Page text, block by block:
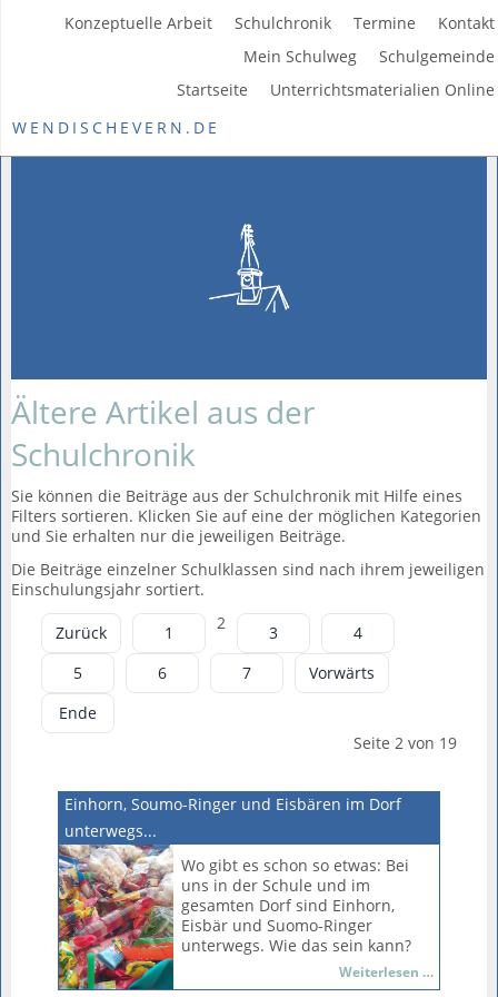
Kontakt
Termine
Schulchronik
Konzeptuelle Arbeit
Schulgemeinde
Mein Schulweg
Unterrichtsmaterialien Online
Startseite
WENDISCHEVERN.DE
Ältere Artikel aus der
Schulchronik
Sie können die Beiträge aus der Schulchronik mit Hilfe eines
Filters sortieren. Klicken Sie auf eine der möglichen Kategorien
und Sie erhalten nur die jeweiligen Beiträge.
Die Beiträge einzelner Schulklassen sind nach ihrem jeweiligen
Einschulungsjahr sortiert.
Zurück 1 2 3
4
5
6 7
Vorwärts
Ende
Seite 2 von 19
Einhorn, Soumo-Ringer und Eisbären im Dorf
unterwegs...
Wo gibt es schon so etwas: Bei
uns in der Schule und im
gesamten Dorf sind Einhorn,
Eisbär und Suomo-Ringer
unterwegs. Wie das sein kann?
Natürlich beim alljährlichen
Faschingsfest, das am
Weiterlesen …
Soumo-